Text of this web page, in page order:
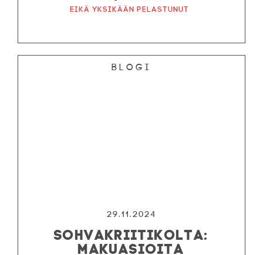
Eikä yksikään pelastunut
Blogi
29.11.2024
SOHVAKRIITIKOLTA:
MAKUASIOITA